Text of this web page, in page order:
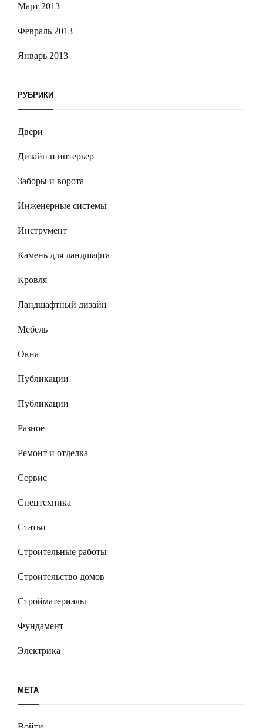
Март 2013
Февраль 2013
Январь 2013
РУБРИКИ
Двери
Дизайн и интерьер
Заборы и ворота
Инженерные системы
Инструмент
Камень для ландшафта
Кровля
Ландшафтный дизайн
Мебель
Окна
Публикации
Публикации
Разное
Ремонт и отделка
Сервис
Спецтехника
Статьи
Строительные работы
Строительство домов
Стройматериалы
Фундамент
Электрика
МЕТА